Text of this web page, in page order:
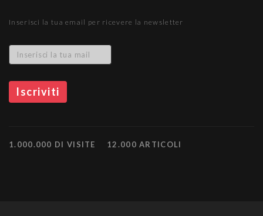
Inserisci la tua email per ricevere la newsletter
1.000.000 DI VISITE 12.000 ARTICOLI